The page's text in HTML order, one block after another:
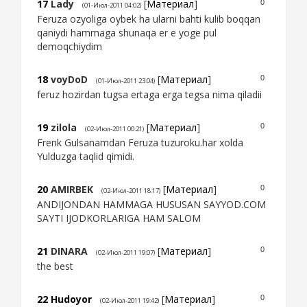
0
17 Lady (01-Июл-2011 04:02) [Материал]
Feruza ozyoliga oybek ha ularni bahti kulib boqqan
qaniydi hammaga shunaqa er e yoge pul
demoqchiydim
0
18 voyDoD (01-Июл-2011 23:04) [Материал]
feruz hozirdan tugsa ertaga erga tegsa nima qiladii
0
19 zilola (02-Июл-2011 00:21) [Материал]
Frenk Gulsanamdan Feruza tuzuroku.har xolda
Yulduzga taqlid qimidi.
0
20 AMIRBEK (02-Июл-2011 18:17) [Материал]
ANDIJONDAN HAMMAGA HUSUSAN SAYYOD.COM
SAYTI IJODKORLARIGA HAM SALOM
0
21 DINARA (02-Июл-2011 19:07) [Материал]
the best
0
22 Hudoyor (02-Июл-2011 19:42) [Материал]